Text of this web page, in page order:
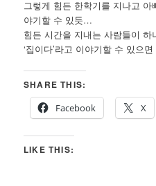
그렇게 힘든 한학기를 지나고 아
야기할 수 있듯…
힘든 시간을 지내는 사람들이
‘집이다’라고 이야기할 수 있으
SHARE THIS:
Facebook
X
LIKE THIS: